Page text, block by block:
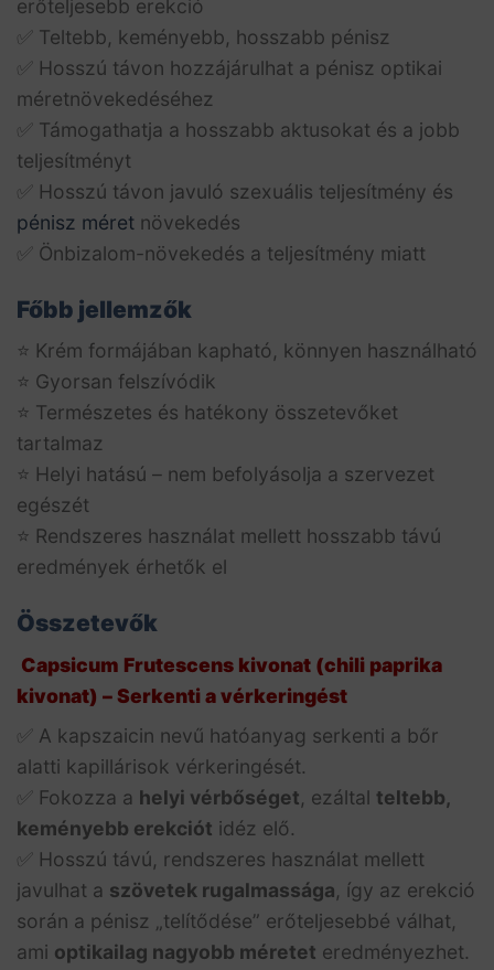
erőteljesebb erekció
✅ Teltebb, keményebb, hosszabb pénisz
✅ Hosszú távon hozzájárulhat a pénisz optikai
méretnövekedéséhez
✅ Támogathatja a hosszabb aktusokat és a jobb
teljesítményt
✅ Hosszú távon javuló szexuális teljesítmény és
pénisz méret növekedés
✅ Önbizalom-növekedés a teljesítmény miatt
Főbb jellemzők
⭐ Krém formájában kapható, könnyen használható
⭐ Gyorsan felszívódik
⭐ Természetes és hatékony összetevőket
tartalmaz
⭐ Helyi hatású – nem befolyásolja a szervezet
egészét
⭐ Rendszeres használat mellett hosszabb távú
eredmények érhetők el
Összetevők
Capsicum Frutescens kivonat (chili paprika
kivonat) – Serkenti a vérkeringést
✅ A kapszaicin nevű hatóanyag serkenti a bőr
alatti kapillárisok vérkeringését.
✅ Fokozza a helyi vérbőséget, ezáltal teltebb,
keményebb erekciót idéz elő.
✅ Hosszú távú, rendszeres használat mellett
javulhat a szövetek rugalmassága, így az erekció
során a pénisz „telítődése” erőteljesebbé válhat,
ami optikailag nagyobb méretet eredményezhet.